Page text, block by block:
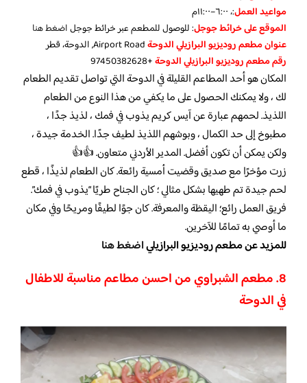
مواعيد العمل:، ٦:٠٠–١١:٠٠م
الموقع على خرائط جوجل: للوصول للمطعم عبر خرائط جوجلاضغط هنا
عنوان مطعم روديزيو البرازيلي الدوحةAirport Road, الدوحة، قطر
رقم مطعم روديزيو البرازيلي الدوحة+97450382628
المكان هو أحد المطاعم القليلة في الدوحة التي تواصل تقديم الطعام
لك ، ولا يمكنك الحصول على ما يكفي من هذا النوع من الطعام
اللذيذ. لحمهم عبارة عن آيس كريم يذوب في فمك ، لذيذ جدًا ،
مطبوخ إلى حد الكمال ، وبوشهم اللذيذ لطيف جدًا. الخدمة جيدة ،
ولكن يمكن أن تكون أفضل. المدير الأردني متعاون. 👍👍
زرت مؤخرًا مع صديق وقضيت أمسية رائعة. كان الطعام لذيذًا ، قطع
لحم جيدة تم طهيها بشكل مثالي ؛ كان الجناح طريًا “يذوب في فمك”.
فريق العمل رائع؛ اليقظة والمعرفة. كان جوًا لطيفًا ومريحًا وفي مكان
ما أوصي به تمامًا للآخرين.
للمزيد عن مطعم روديزيو البرازيلياضغط هنا
8. مطعم الشبراوي من احسن مطاعم مناسبة للاطفال
في الدوحة